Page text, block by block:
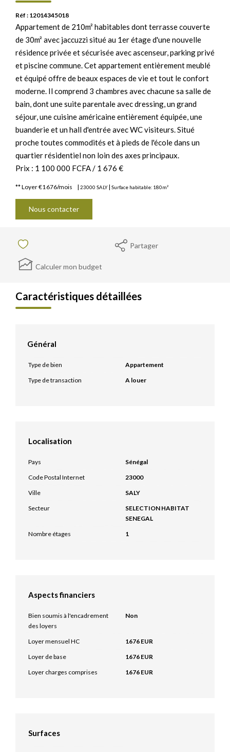
Réf : 12014345018
Appartement de 210m² habitables dont terrasse couverte
de 30m² avec jaccuzzi situé au 1er étage d'une nouvelle
résidence privée et sécurisée avec ascenseur, parking privé
et piscine commune. Cet appartement entièrement meublé
et équipé offre de beaux espaces de vie et tout le confort
moderne. Il comprend 3 chambres avec chacune sa salle de
bain, dont une suite parentale avec dressing, un grand
séjour, une cuisine américaine entièrement équipée, une
buanderie et un hall d'entrée avec WC visiteurs. Situé
proche toutes commodités et à pieds de l'école dans un
quartier résidentiel non loin des axes principaux.
Prix : 1 100 000 FCFA / 1 676 €
**Loyer €1 676/mois | 23000 SALY| Surface habitable: 180m²
Nous contacter
Partager
Calculer mon budget
Caractéristiques détaillées
Général
Type de bien
Appartement
Type de transaction
A louer
Localisation
Pays
Sénégal
Code Postal Internet
23000
Ville
SALY
Secteur
SELECTION HABITAT
SENEGAL
Nombre étages
1
Aspects financiers
Bien soumis à l'encadrement
des loyers
Non
Loyer mensuel HC
1676 EUR
Loyer de base
1676 EUR
Loyer charges comprises
1676 EUR
Surfaces